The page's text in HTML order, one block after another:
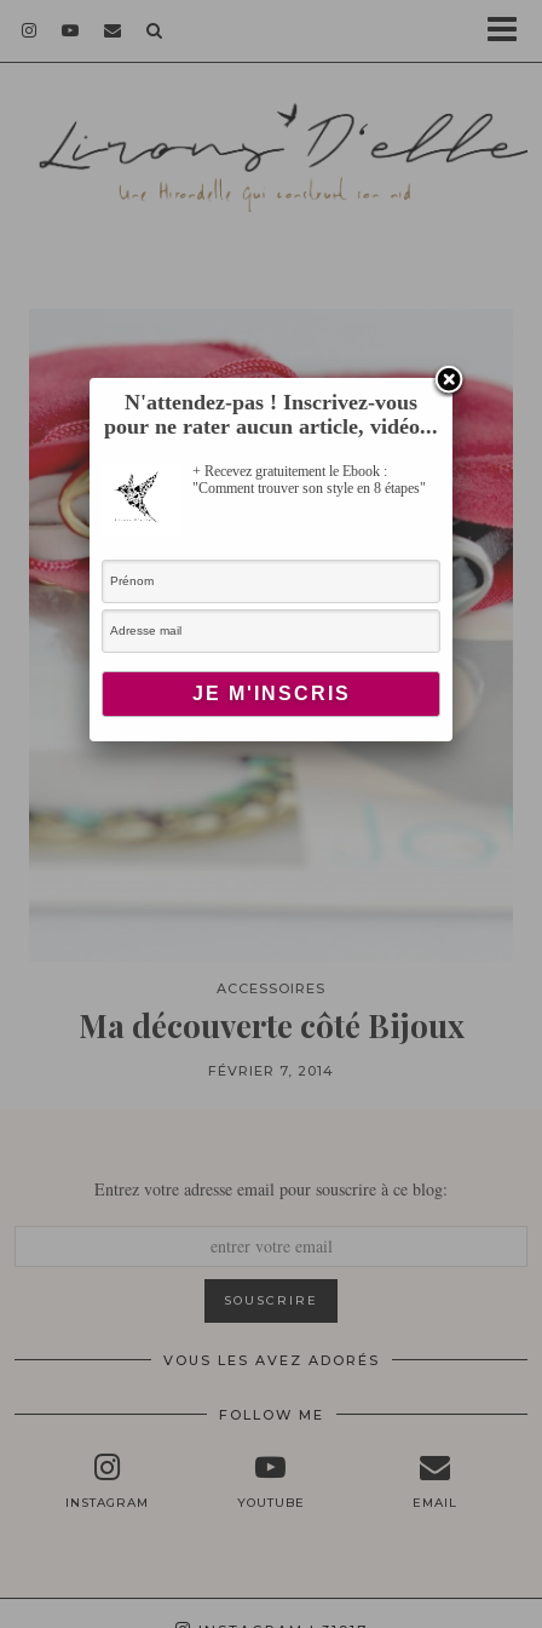
ACCESSOIRES
Ma découverte côté Bijoux
FÉVRIER 7, 2014
Entrez votre adresse email pour souscrire à ce blog:
VOUS LES AVEZ ADORÉS
FOLLOW ME
INSTAGRAM YOUTUBE EMAIL
N'attendez-pas ! Inscrivez-vous
pour ne rater aucun article, vidéo...
+ Recevez gratuitement le Ebook :
"Comment trouver son style en 8 étapes"